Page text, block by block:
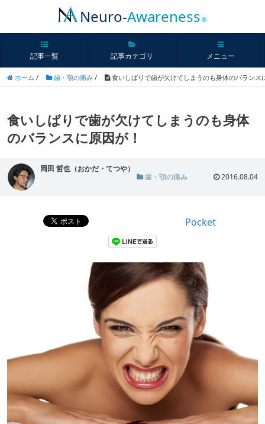
Neuro-Awareness ®
記事一覧 記事カテゴリ メニュー
ホーム / 歯・顎の痛み / 食いしばりで歯が欠けてしまうのも身体のバランス
食いしばりで歯が欠けてしまうのも身体
のバランスに原因が！
岡田 哲也（おかだ・てつや）
歯・顎の痛み
2016.08.04
Pocket